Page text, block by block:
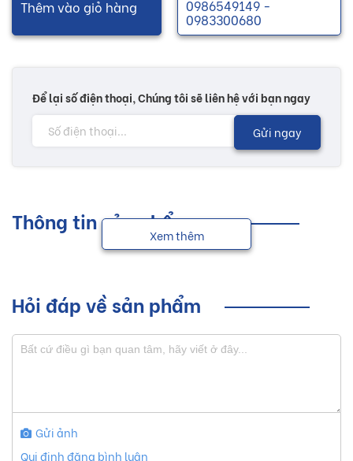
Thêm vào giỏ hàng 0986549149 -
0983300680
Để lại số điện thoại, Chúng tôi sẽ liên hệ với bạn ngay
Gửi ngay
Thông tin sản phẩm
Xem thêm
Hỏi đáp về sản phẩm
Gửi ảnh
Qui định đăng bình luận